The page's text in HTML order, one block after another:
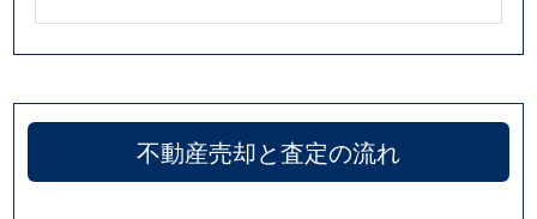
不動産売却と査定の流れ